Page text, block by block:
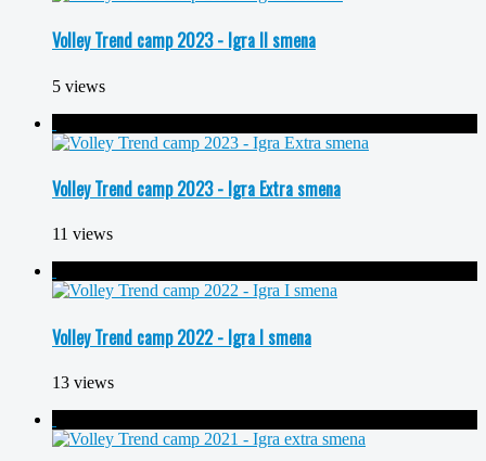
Volley Trend camp 2023 - Igra II smena
5 views
Volley Trend camp 2023 - Igra Extra smena
11 views
Volley Trend camp 2022 - Igra I smena
13 views